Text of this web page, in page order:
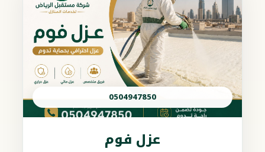
0504947850
عزل فوم